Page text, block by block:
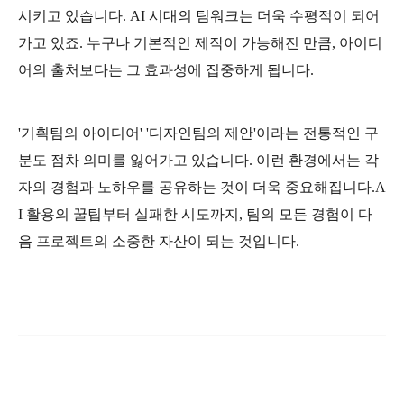
시키고 있습니다. AI 시대의 팀워크는 더욱 수평적이 되어
가고 있죠. 누구나 기본적인 제작이 가능해진 만큼, 아이디
어의 출처보다는 그 효과성에 집중하게 됩니다.
'기획팀의 아이디어' '디자인팀의 제안'이라는 전통적인 구
분도 점차 의미를 잃어가고 있습니다. 이런 환경에서는 각
자의 경험과 노하우를 공유하는 것이 더욱 중요해집니다.A
I 활용의 꿀팁부터 실패한 시도까지, 팀의 모든 경험이 다
음 프로젝트의 소중한 자산이 되는 것입니다.